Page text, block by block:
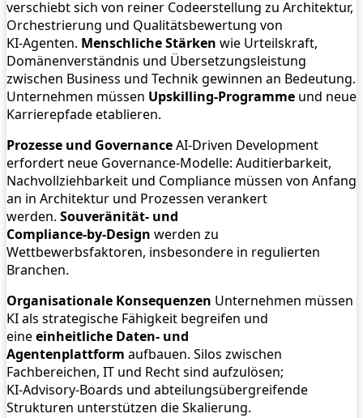
verschiebt sich von reiner Codeerstellung zu Architektur,
Orchestrierung und Qualitätsbewertung von
KI‑Agenten. Menschliche Stärken wie Urteilskraft,
Domänenverständnis und Übersetzungsleistung
zwischen Business und Technik gewinnen an Bedeutung.
Unternehmen müssen Upskilling‑Programme und neue
Karrierepfade etablieren.
Prozesse und GovernanceAI‑Driven Development
erfordert neue Governance‑Modelle: Auditierbarkeit,
Nachvollziehbarkeit und Compliance müssen von Anfang
an in Architektur und Prozessen verankert
werden. Souveränität‑ und
Compliance‑by‑Design werden zu
Wettbewerbsfaktoren, insbesondere in regulierten
Branchen.
Organisationale Konsequenzen Unternehmen müssen
KI als strategische Fähigkeit begreifen und
eineeinheitliche Daten‑ und
Agentenplattform aufbauen. Silos zwischen
Fachbereichen, IT und Recht sind aufzulösen;
KI‑Advisory‑Boards und abteilungsübergreifende
Strukturen unterstützen die Skalierung.